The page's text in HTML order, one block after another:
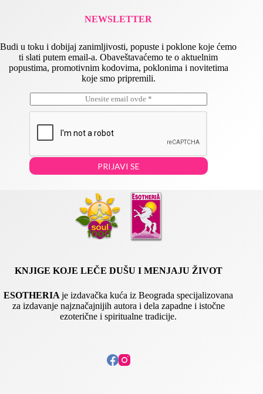
NEWSLETTER
Budi u toku i dobijaj zanimljivosti, popuste i poklone koje ćemo
ti slati putem email-a. Obaveštavaćemo te o aktuelnim
popustima, promotivnim kodovima, poklonima i novitetima
koje smo pripremili.
*
l
m
PRIJAVI SE
KNJIGE KOJE LEČE DUŠU I MENJAJU ŽIVOT
ESOTHERIAje izdavačka kuća iz Beograda specijalizovana
za izdavanje najznačajnijih autora i dela zapadne i istočne
ezoterične i spiritualne tradicije.